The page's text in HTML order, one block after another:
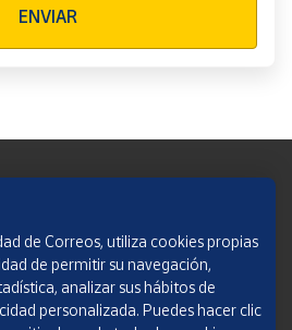
ENVIAR
de Correos, utiliza cookies propias
de permitir su navegación,
analizar sus hábitos de
personalizada. Puedes hacer clic